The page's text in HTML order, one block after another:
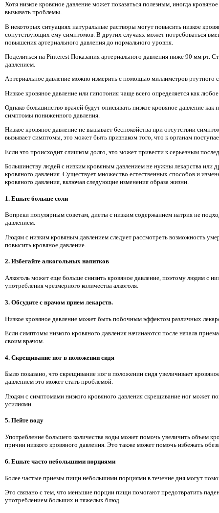
Хотя низкое кровяное давление может показаться полезным, иногда
вызывать проблемы.
В некоторых ситуациях натуральные растворы могут повысить низкое
сопутствующих ему симптомов. В других случаях может потребоваться
повышения артериального давления до нормального уровня.
Поделиться на Pinterest Показания артериального давления ниже 90 мм рт.
давлением.
Артериальное давление можно измерить с помощью миллиметров ртутного
Низкое кровяное давление или гипотония чаще всего определяется как
Однако большинство врачей будут описывать низкое кровяное давление как
симптомы пониженного давления.
Низкое кровяное давление не вызывает беспокойства при отсутствии
вызывает симптомы, это может быть признаком того, что к органам
Если это происходит слишком долго, это может привести к серьезным
Большинству людей с низким кровяным давлением не нужны лекарства или
кровяного давления. Существует множество естественных способов и
кровяного давления, включая следующие изменения образа жизни.
1. Ешьте больше соли
Вопреки популярным советам, диеты с низким содержанием натрия не
давлением.
Людям с низким кровяным давлением следует рассмотреть возможность
повысить кровяное давление.
2. Избегайте алкогольных напитков
Алкоголь может еще больше снизить кровяное давление, поэтому людям с
употребления чрезмерного количества алкоголя.
3. Обсудите с врачом прием лекарств.
Низкое кровяное давление может быть побочным эффектом различных
Если симптомы низкого кровяного давления начинаются после начала
своим врачом.
4. Скрещивание ног в положении сидя
Было показано, что скрещивание ног в положении сидя увеличивает
давлением это может стать проблемой.
Людям с симптомами низкого кровяного давления скрещивание ног может
усилиями.
5. Пейте воду
Употребление большего количества воды может помочь увеличить объем
причин низкого кровяного давления. Это также может помочь избежать
6. Ешьте часто небольшими порциями
Более частые приемы пищи небольшими порциями в течение дня могут
Это связано с тем, что меньшие порции пищи помогают предотвратить
употреблением больших и тяжелых блюд.